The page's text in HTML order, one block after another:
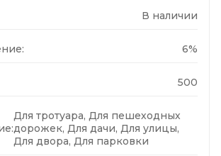
В наличии
6%
500
Для тротуара, Для пешеходных
дорожек, Для дачи, Для улицы,
Для двора, Для парковки